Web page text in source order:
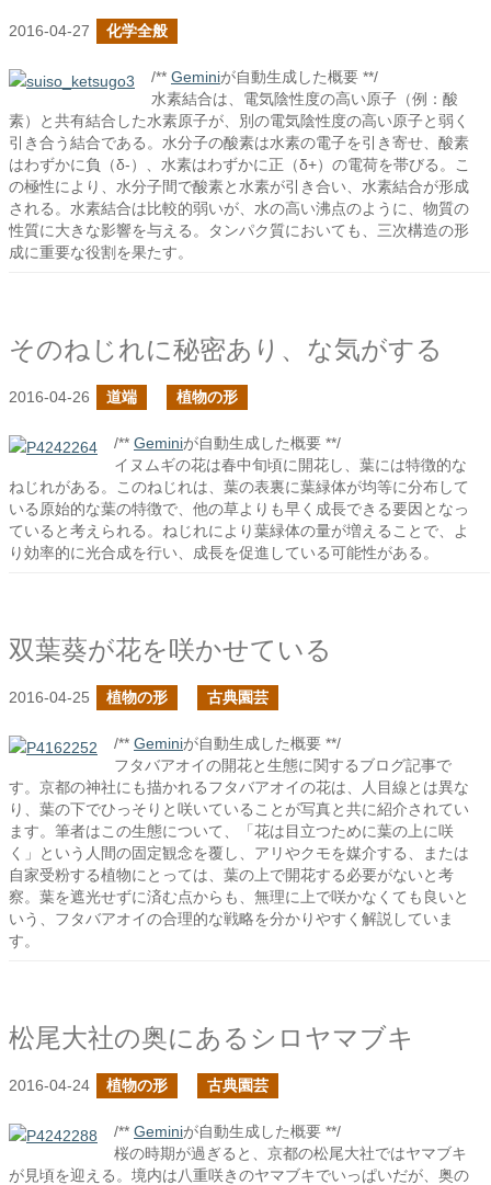
2016-04-27 化学全般
/** Geminiが自動生成した概要 **/
水素結合は、電気陰性度の高い原子（例：酸
素）と共有結合した水素原子が、別の電気陰性度の高い原子と弱く
引き合う結合である。水分子の酸素は水素の電子を引き寄せ、酸素
はわずかに負（δ-）、水素はわずかに正（δ+）の電荷を帯びる。こ
の極性により、水分子間で酸素と水素が引き合い、水素結合が形成
される。水素結合は比較的弱いが、水の高い沸点のように、物質の
性質に大きな影響を与える。タンパク質においても、三次構造の形
成に重要な役割を果たす。
そのねじれに秘密あり、な気がする
2016-04-26 道端 植物の形
/** Geminiが自動生成した概要 **/
イヌムギの花は春中旬頃に開花し、葉には特徴的な
ねじれがある。このねじれは、葉の表裏に葉緑体が均等に分布して
いる原始的な葉の特徴で、他の草よりも早く成長できる要因となっ
ていると考えられる。ねじれにより葉緑体の量が増えることで、よ
り効率的に光合成を行い、成長を促進している可能性がある。
双葉葵が花を咲かせている
2016-04-25 植物の形 古典園芸
/** Geminiが自動生成した概要 **/
フタバアオイの開花と生態に関するブログ記事で
す。京都の神社にも描かれるフタバアオイの花は、人目線とは異な
り、葉の下でひっそりと咲いていることが写真と共に紹介されてい
ます。筆者はこの生態について、「花は目立つために葉の上に咲
く」という人間の固定観念を覆し、アリやクモを媒介する、または
自家受粉する植物にとっては、葉の上で開花する必要がないと考
察。葉を遮光せずに済む点からも、無理に上で咲かなくても良いと
いう、フタバアオイの合理的な戦略を分かりやすく解説していま
す。
松尾大社の奥にあるシロヤマブキ
2016-04-24 植物の形 古典園芸
/** Geminiが自動生成した概要 **/
桜の時期が過ぎると、京都の松尾大社ではヤマブキ
が見頃を迎える。境内は八重咲きのヤマブキでいっぱいだが、奥の